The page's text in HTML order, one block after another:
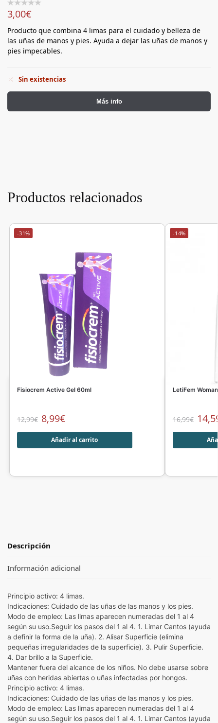
3,00€
Producto que combina 4 limas para el cuidado y belleza de
las uñas de manos y pies. Ayuda a dejar las uñas de manos y
pies impecables.
Sin existencias
Más info
Productos relacionados
-31%
Fisiocrem Active Gel 60ml
12,99€ 8,99€
Añadir al carrito
-14%
LetiFem
16,99€
Descripción
Información adicional
Principio activo: 4 limas.
Indicaciones: Cuidado de las uñas de las manos y los pies.
Modo de empleo: Las limas aparecen numeradas del 1 al 4
según su uso.Seguir los pasos del 1 al 4. 1. Limar Cantos (ayuda
a definir la forma de la uña). 2. Alisar Superficie (elimina
pequeñas irregularidades de la superficie). 3. Pulir Superficie.
4. Dar brillo a la Superficie.
Mantener fuera del alcance de los niños. No debe usarse sobre
uñas con heridas abiertas o uñas infectadas por hongos.
Principio activo: 4 limas.
Indicaciones: Cuidado de las uñas de las manos y los pies.
Modo de empleo: Las limas aparecen numeradas del 1 al 4
según su uso.Seguir los pasos del 1 al 4. 1. Limar Cantos (ayuda